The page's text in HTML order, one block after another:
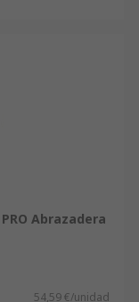
Abrazadera
54,59 €/unidad